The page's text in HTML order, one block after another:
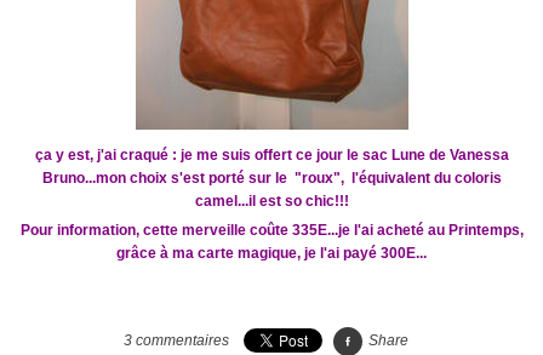
ça y est, j'ai craqué : je me suis offert ce jour le sac Lune de Vanessa
Bruno...mon choix s'est porté sur le "roux", l'équivalent du coloris
camel...il est so chic!!!
Pour information, cette merveille coûte 335E...je l'ai acheté au Printemps,
grâce à ma carte magique, je l'ai payé 300E...
3 commentaires Share